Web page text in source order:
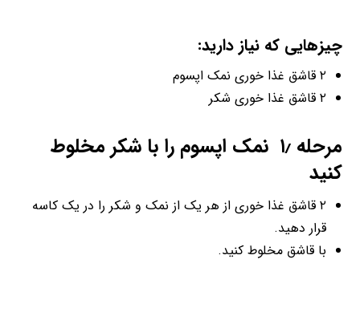
چیزهایی که نیاز دارید:
۲ قاشق غذا خوری نمک اپسوم
۲ قاشق غذا خوری شکر
مرحله ۱٫ نمک اپسوم را با شکر مخلوط
کنید
۲ قاشق غذا خوری از هر یک از نمک و شکر را در یک کاسه
قرار دهید.
با قاشق مخلوط کنید.